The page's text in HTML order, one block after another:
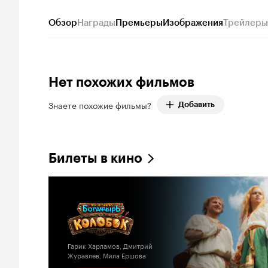
ОбзорНаградыПремьерыИзображенияТрейлеры
Нет похожих фильмов
Знаете похожие фильмы? Добавить
Билеты в кино
Гарик Харламов, Дмитрий
Журавлев, Мила Ершова